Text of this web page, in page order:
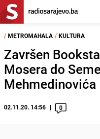
/ METROMAHALA / KULTURA
Završen
Mosera do
Mehmedinovića
02.11.20. 14:56 0